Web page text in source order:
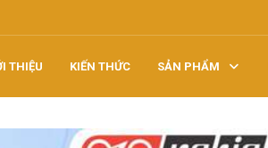
THIỆU KIẾN THỨC SẢN PHẨM